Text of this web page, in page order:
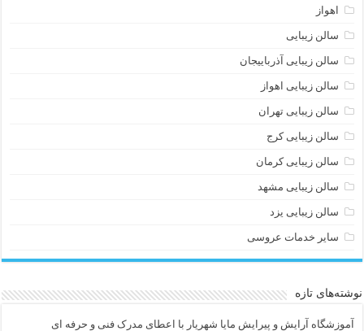
اهواز
سالن زیبایی
سالن زیبایی آذرباییجان
سالن زیبایی اهواز
سالن زیبایی تهران
سالن زیبایی کرج
سالن زیبایی کرمان
سالن زیبایی مشهد
سالن زیبایی یزد
سایر خدمات عروسی
نوشته‌های تازه
آموزشگاه آرایش و پیرایش مایا شهریار با اعطای مدرک فنی و حرفه ای